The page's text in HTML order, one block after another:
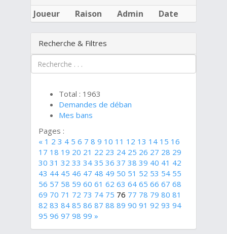
Joueur Raison Admin Date
Recherche & Filtres
Total : 1963
Demandes de déban
Mes bans
Pages :
« 1 2 3 4 5 6 7 8 9 10 11 12 13 14 15 16
17 18 19 20 21 22 23 24 25 26 27 28 29
30 31 32 33 34 35 36 37 38 39 40 41 42
43 44 45 46 47 48 49 50 51 52 53 54 55
56 57 58 59 60 61 62 63 64 65 66 67 68
69 70 71 72 73 74 75 76 77 78 79 80 81
82 83 84 85 86 87 88 89 90 91 92 93 94
95 96 97 98 99 »